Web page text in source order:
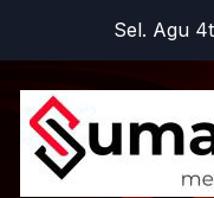
content
Sel. Agu